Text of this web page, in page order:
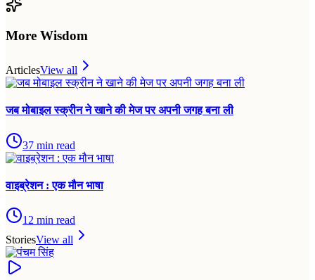
More Wisdom
ArticlesView all
जब मोबाइल स्क्रीन ने खाने की मेज पर अपनी जगह बना ली
37 min read
वाइब्रेशन : एक मौन भाषा
12 min read
StoriesView all